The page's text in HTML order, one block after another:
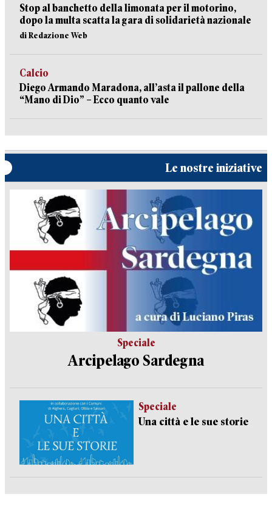
Stop al banchetto della limonata per il motorino,
dopo la multa scatta la gara di solidarietà nazionale
di Redazione Web
Calcio
Diego Armando Maradona, all’asta il pallone della
“Mano di Dio” – Ecco quanto vale
Le nostre iniziative
Speciale
Arcipelago Sardegna
Speciale
Una città e le sue storie